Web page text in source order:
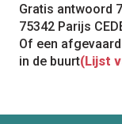
Gratis antwoord
75342 Parijs
Of een
in de buurt(Lijst